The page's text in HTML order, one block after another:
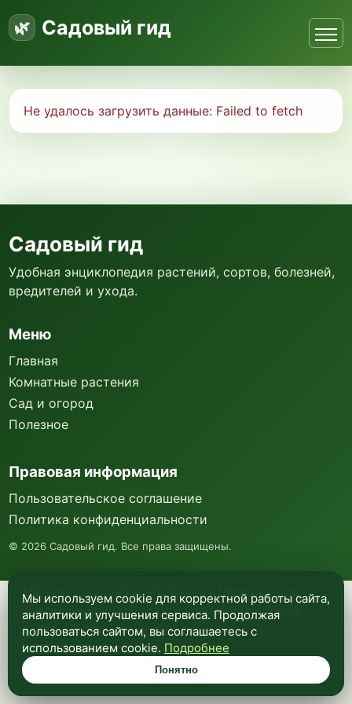
Садовый гид
Не удалось загрузить данные: Failed to fetch
Мы используем куки и Яндекс Метрику для
анализа посещаемости и улучшения работы
сайта. Подробнее —в политике
конфиденциальности.
Понятно
Садовый гид
Удобная энциклопедия растений, сортов, болезней,
вредителей и ухода.
Меню
Главная
Комнатные растения
Сад и огород
Полезное
Правовая информация
Пользовательское соглашение
Политика конфиденциальности
© 2026 Садовый гид. Все права защищены.
Мы используем cookie для корректной работы сайта,
аналитики и улучшения сервиса. Продолжая
пользоваться сайтом, вы соглашаетесь с
использованием cookie. Подробнее
Понятно